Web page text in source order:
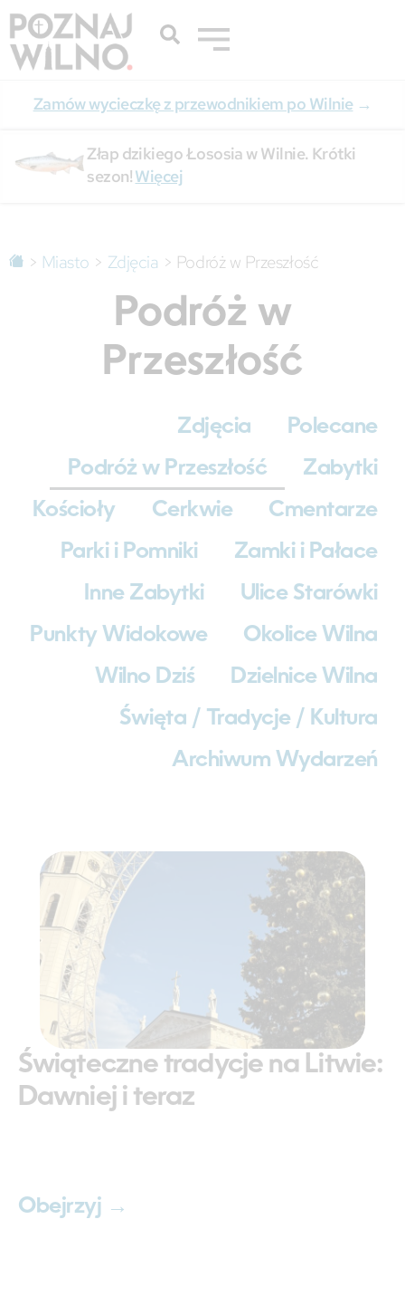
Zamów wycieczkę z przewodnikiem po Wilnie→
Złap dzikiego Łososia w Wilnie. Krótki
sezon!Więcej
> Miasto > Zdjęcia > Podróż w Przeszłość
Podróż w
Przeszłość
Zdjęcia
Polecane
Podróż w Przeszłość
Zabytki
Kościoły
Cerkwie
Cmentarze
Parki i Pomniki
Zamki i Pałace
Inne Zabytki
Ulice Starówki
Punkty Widokowe
Okolice Wilna
Wilno Dziś
Dzielnice Wilna
Święta / Tradycje / Kultura
Archiwum Wydarzeń
Świąteczne tradycje na Litwie:
Dawniej i teraz
Obejrzyj →